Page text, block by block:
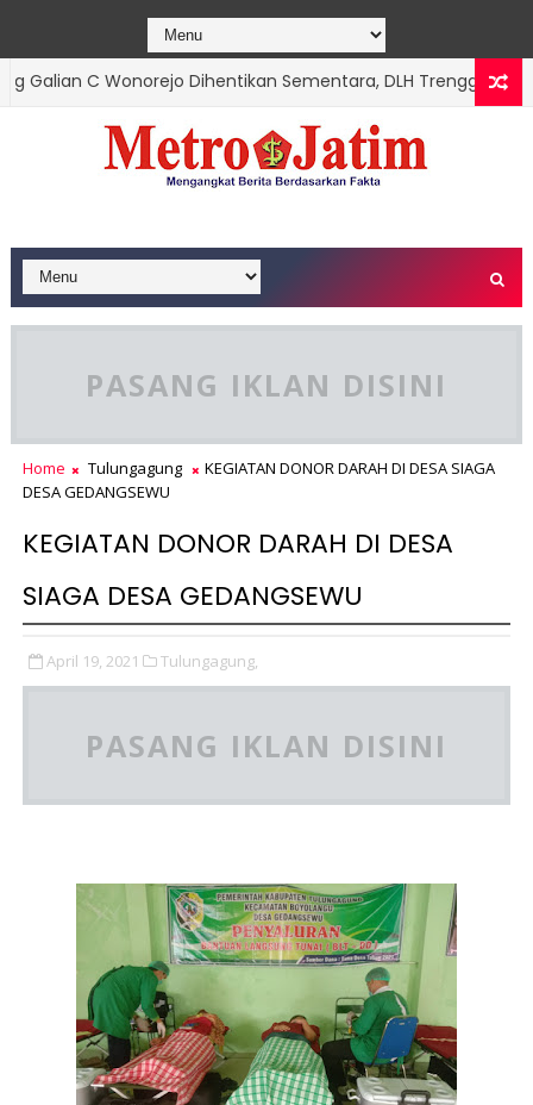
C Wonorejo Dihentikan Sementara, DLH Trenggalek
PASANG IKLAN DISINI
Home Tulungagung
KEGIATAN DONOR DARAH DI DESA SIAGA
DESA GEDANGSEWU
KEGIATAN DONOR DARAH DI DESA
SIAGA DESA GEDANGSEWU
April 19, 2021 Tulungagung,
PASANG IKLAN DISINI